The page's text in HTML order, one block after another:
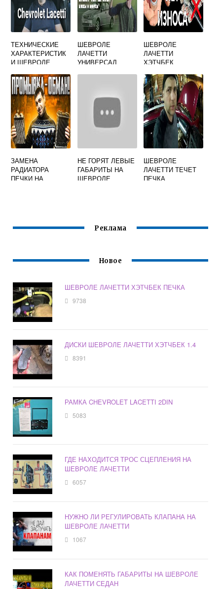
ТЕХНИЧЕСКИЕ
ХАРАКТЕРИСТИК
И ШЕВРОЛЕ
МЕХАНИКА
ШЕВРОЛЕ
ЛАЧЕТТИ
УНИВЕРСАЛ
ШЕВРОЛЕ
ЛАЧЕТТИ
ХЭТЧБЕК
ЗАМЕНА
РАДИАТОРА
ПЕЧКИ НА
НЕ ГОРЯТ ЛЕВЫЕ
ГАБАРИТЫ НА
ШЕВРОЛЕ
ШЕВРОЛЕ
ЛАЧЕТТИ ТЕЧЕТ
ПЕЧКА
Реклама
Новое
ШЕВРОЛЕ ЛАЧЕТТИ ХЭТЧБЕК ПЕЧКА
9738
ДИСКИ ШЕВРОЛЕ ЛАЧЕТТИ ХЭТЧБЕК 1.4
8391
РАМКА CHEVROLET LACETTI 2DIN
5083
ГДЕ НАХОДИТСЯ ТРОС СЦЕПЛЕНИЯ НА
ШЕВРОЛЕ ЛАЧЕТТИ
6057
НУЖНО ЛИ РЕГУЛИРОВАТЬ КЛАПАНА НА
ШЕВРОЛЕ ЛАЧЕТТИ
1067
КАК ПОМЕНЯТЬ ГАБАРИТЫ НА ШЕВРОЛЕ
ЛАЧЕТТИ СЕДАН